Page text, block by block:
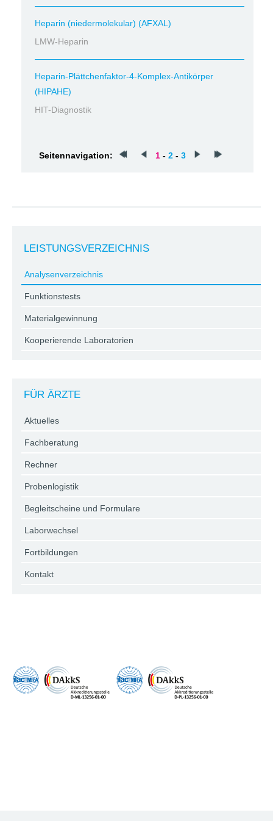
Heparin (niedermolekular) (AFXAL)
LMW-Heparin
Heparin-Plättchenfaktor-4-Komplex-Antikörper
(HIPAHE)
HIT-Diagnostik
Seitennavigation: 1 - 2 - 3
LEISTUNGSVERZEICHNIS
Analysenverzeichnis
Funktionstests
Materialgewinnung
Kooperierende Laboratorien
FÜR ÄRZTE
Aktuelles
Fachberatung
Rechner
Probenlogistik
Begleitscheine und Formulare
Laborwechsel
Fortbildungen
Kontakt